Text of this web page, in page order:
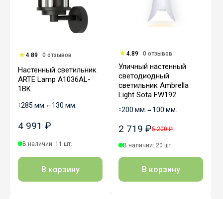
4.89 0 отзывов
Настенный светильник
ARTE Lamp A1036AL-
1BK
↕285 мм. ↔ 130 мм.
4 991 ₽
В наличии: 11 шт.
В корзину
4.89 0 отзывов
Уличный настенный
светодиодный
светильник Ambrella
Light Sota FW192
↕200 мм. ↔ 100 мм.
2 719 ₽5 200 ₽
В наличии: 20 шт.
В корзину